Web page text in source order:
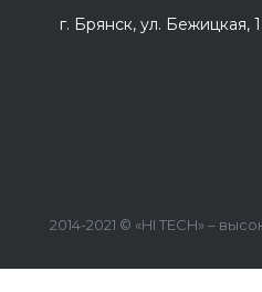
г. Брянск, ул. Бежицкая,
2014-2021 © «HI TECH» –